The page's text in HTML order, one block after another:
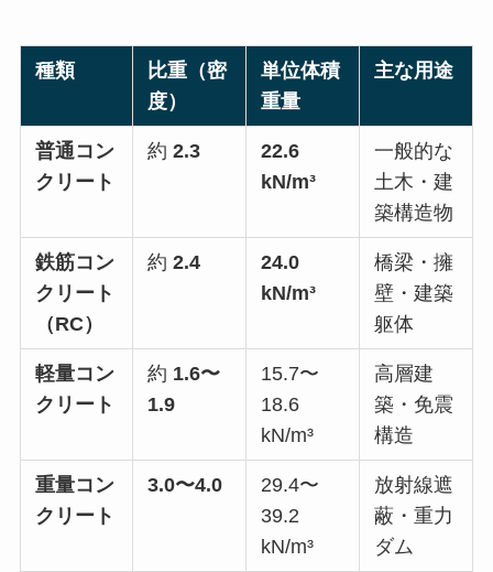
種類
比重（密
度）
単位体積
重量
主な用途
普通コン
クリート
約2.3
22.6
kN/m³
一般的な
土木・建
築構造物
鉄筋コン
クリート
（RC）
約2.4
24.0
kN/m³
橋梁・擁
壁・建築
躯体
軽量コン
クリート
約 1.6〜
1.9
15.7〜
18.6
kN/m³
高層建
築・免震
構造
重量コン
クリート
3.0〜4.0
29.4〜
39.2
kN/m³
放射線遮
蔽・重力
ダム